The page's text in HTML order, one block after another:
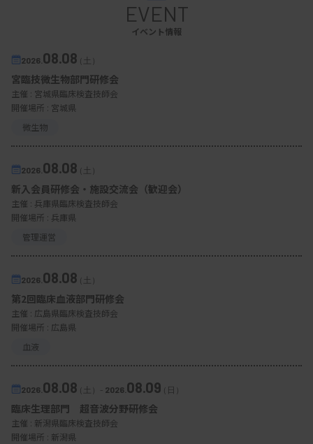
EVENT
イベント情報
2026. 08.08（土）
宮臨技微生物部門研修会
主催 : 宮城県臨床検査技師会
開催場所 : 宮城県
微生物
2026. 08.08（土）
新入会員研修会・施設交流会（歓迎会）
主催 : 兵庫県臨床検査技師会
開催場所 : 兵庫県
管理運営
2026. 08.08（土）
第2回臨床血液部門研修会
主催 : 広島県臨床検査技師会
開催場所 : 広島県
血液
2026. 08.08（土） - 2026. 08.09（日）
臨床生理部門 超音波分野研修会
主催 : 新潟県臨床検査技師会
開催場所 : 新潟県